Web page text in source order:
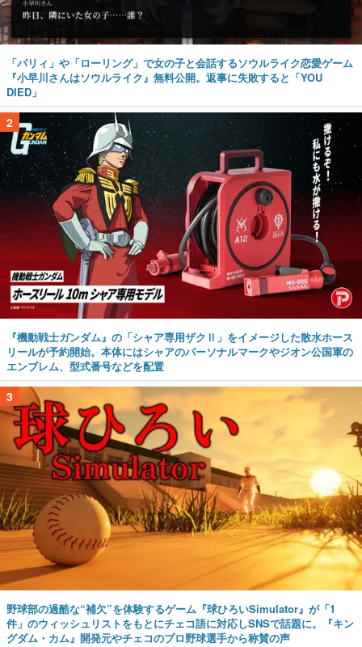
「パリィ」や「ローリング」で女の子と会話するソウルライク恋愛ゲーム
『小早川さんはソウルライク』無料公開。返事に失敗すると「YOU
DIED」
2
『機動戦士ガンダム』の「シャア専用ザクⅡ」をイメージした散水ホース
リールが予約開始。本体にはシャアのパーソナルマークやジオン公国軍の
エンブレム、型式番号などを配置
3
野球部の過酷な“補欠”を体験するゲーム『球ひろいSimulator』が「1
件」のウィッシュリストをもとにチェコ語に対応しSNSで話題に。『キン
グダム・カム』開発元やチェコのプロ野球選手から称賛の声